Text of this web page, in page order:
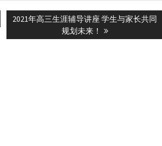
Next
2021年高三生涯辅导讲座 学生与家长共同
规划未来！